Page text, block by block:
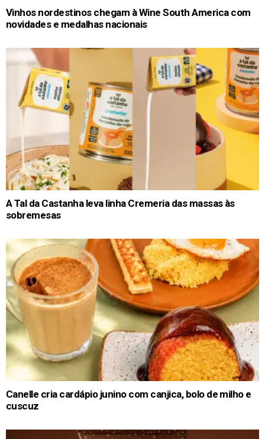
Vinhos nordestinos chegam à Wine South America com
novidades e medalhas nacionais
A Tal da Castanha leva linha Cremeria das massas às
sobremesas
Canelle cria cardápio junino com canjica, bolo de milho e
cuscuz